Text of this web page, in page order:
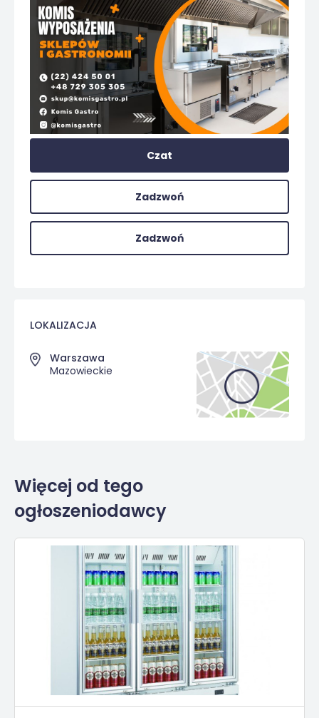
Czat
Zadzwoń
Zadzwoń
LOKALIZACJA
Warszawa
Mazowieckie
Więcej od tego
ogłoszeniodawcy